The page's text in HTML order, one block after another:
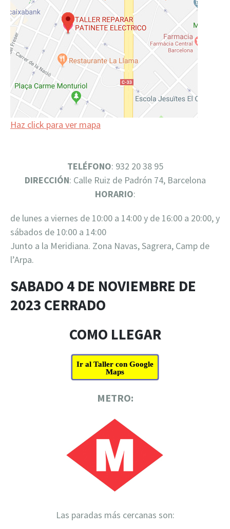
Haz click para ver mapa
TELÉFONO: 932 20 38 95
DIRECCIÓN: Calle Ruiz de Padrón 74, Barcelona
HORARIO:
de lunes a viernes de 10:00 a 14:00 y de 16:00 a 20:00, y
sábados de 10:00 a 14:00
Junto a la Meridiana. Zona Navas, Sagrera, Camp de
l’Arpa.
SABADO 4 DE NOVIEMBRE DE
2023 CERRADO
COMO LLEGAR
Ir al Taller con Google
Maps
METRO:
Las paradas más cercanas son: